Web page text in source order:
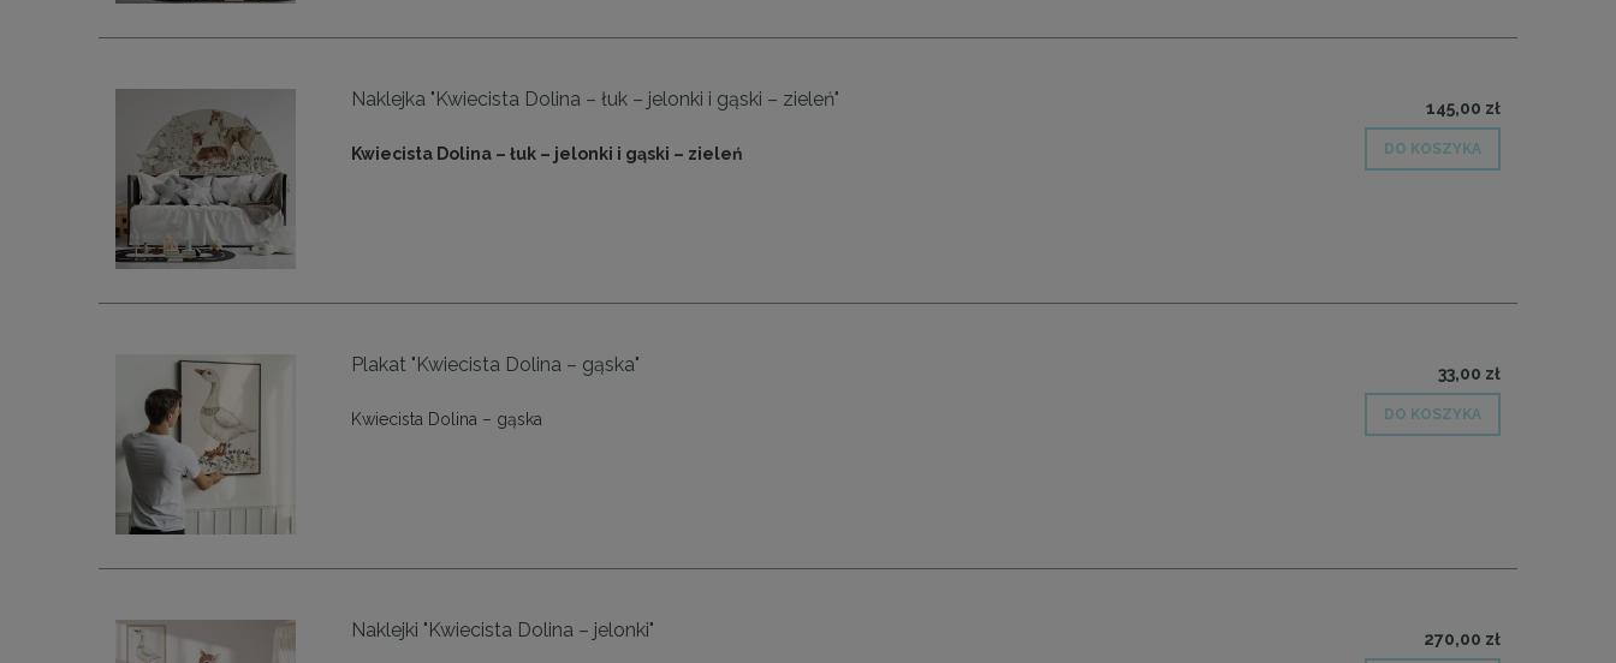
Naklejka "Kwiecista Dolina – łuk – jelonki i gąski – zieleń"
Kwiecista Dolina – łuk – jelonki i gąski – zieleń
145,00 zł
DO KOSZYKA
Plakat "Kwiecista Dolina – gąska"
Kwiecista Dolina – gąska
33,00 zł
DO KOSZYKA
Naklejki "Kwiecista Dolina – jelonki" 270,00 zł